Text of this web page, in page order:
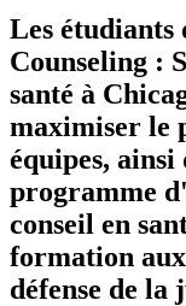
Les
Counseling :
santé à
maximiser le
équipes, ainsi
programme
conseil en
formation aux
défense de la